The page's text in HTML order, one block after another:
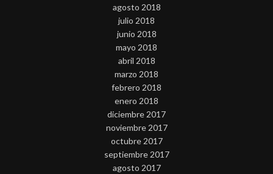
agosto 2018
julio 2018
junio 2018
mayo 2018
abril 2018
marzo 2018
febrero 2018
enero 2018
diciembre 2017
noviembre 2017
octubre 2017
septiembre 2017
agosto 2017